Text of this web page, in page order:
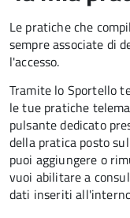
Le pratiche che
sempre associate di
l'accesso.
Tramite lo Sportello
le tue pratiche
pulsante dedicato
della pratica posto
puoi aggiungere o
vuoi abilitare a
dati inseriti